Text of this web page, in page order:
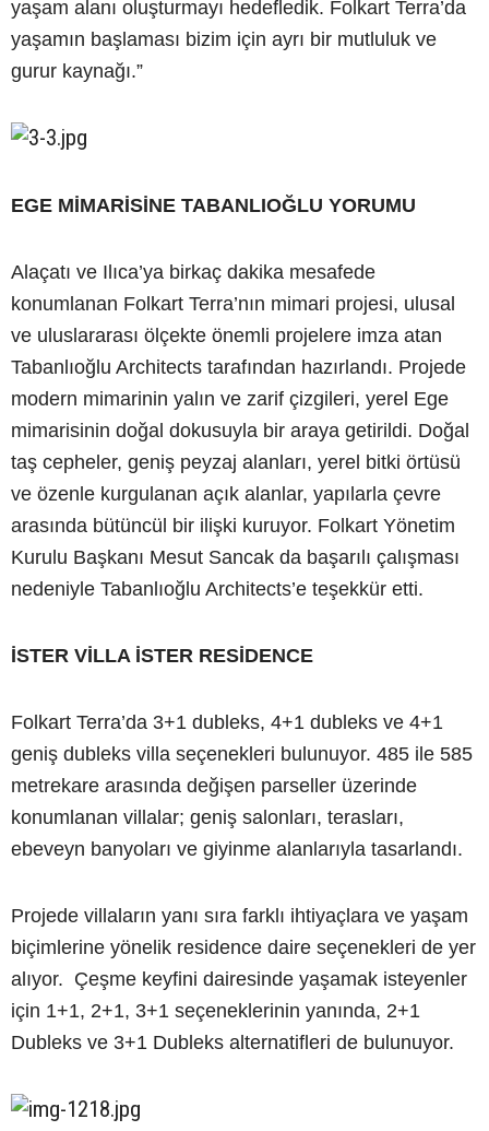
yaşam alanı oluşturmayı hedefledik. Folkart Terra’da
yaşamın başlaması bizim için ayrı bir mutluluk ve
gurur kaynağı.”
EGE MİMARİSİNE TABANLIOĞLU YORUMU
Alaçatı ve Ilıca’ya birkaç dakika mesafede
konumlanan Folkart Terra’nın mimari projesi, ulusal
ve uluslararası ölçekte önemli projelere imza atan
Tabanlıoğlu Architects tarafından hazırlandı. Projede
modern mimarinin yalın ve zarif çizgileri, yerel Ege
mimarisinin doğal dokusuyla bir araya getirildi. Doğal
taş cepheler, geniş peyzaj alanları, yerel bitki örtüsü
ve özenle kurgulanan açık alanlar, yapılarla çevre
arasında bütüncül bir ilişki kuruyor. Folkart Yönetim
Kurulu Başkanı Mesut Sancak da başarılı çalışması
nedeniyle Tabanlıoğlu Architects’e teşekkür etti.
İSTER VİLLA İSTER RESİDENCE
Folkart Terra’da 3+1 dubleks, 4+1 dubleks ve 4+1
geniş dubleks villa seçenekleri bulunuyor. 485 ile 585
metrekare arasında değişen parseller üzerinde
konumlanan villalar; geniş salonları, terasları,
ebeveyn banyoları ve giyinme alanlarıyla tasarlandı.
Projede villaların yanı sıra farklı ihtiyaçlara ve yaşam
biçimlerine yönelik residence daire seçenekleri de yer
alıyor. Çeşme keyfini dairesinde yaşamak isteyenler
için 1+1, 2+1, 3+1 seçeneklerinin yanında, 2+1
Dubleks ve 3+1 Dubleks alternatifleri de bulunuyor.